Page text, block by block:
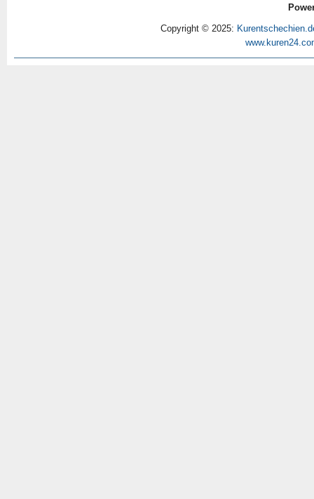
Copyright © 2025: